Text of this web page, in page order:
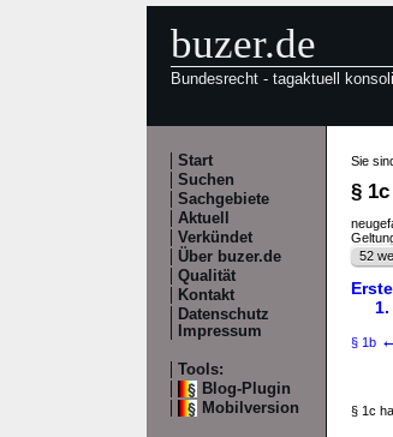
buzer.de
Bundesrecht - tagaktuell
Start
Suchen
Sachgebiete
Aktuell
Verkündet
Über buzer.de
Qualität
Kontakt
Datenschutz
Impressum
Tools:
Blog-Plugin
Mobilversion
Sie
§
52
§ 1b
§ 1c